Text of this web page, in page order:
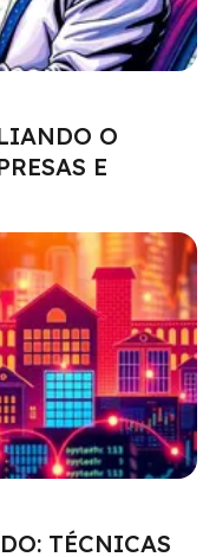
O
E
TÉCNICAS